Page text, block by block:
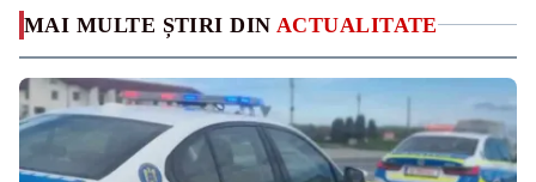
MAI MULTE ȘTIRI DIN ACTUALITATE